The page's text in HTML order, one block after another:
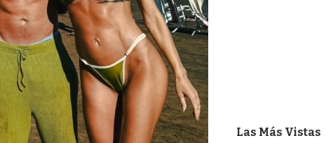
Las Más Vistas